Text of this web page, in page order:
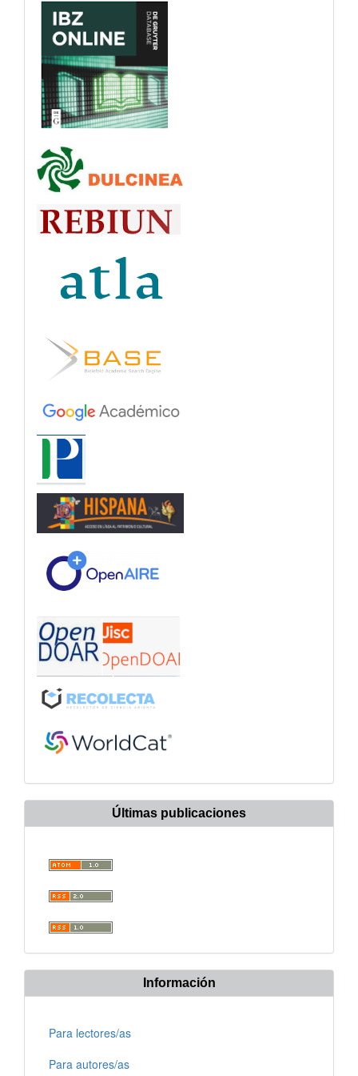
Últimas publicaciones
Información
Para lectores/as
Para autores/as